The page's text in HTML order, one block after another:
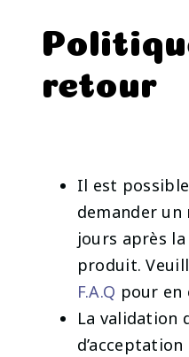
retour
Il est
demander un
jours après
produit.
F.A.Q pour en
La validation